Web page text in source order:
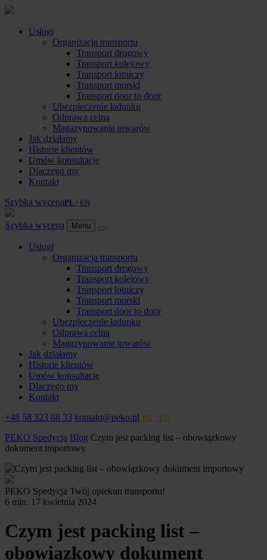
Usługi
Organizacja transportu
Transport drogowy
Transport kolejowy
Transport lotniczy
Transport morski
Transport door to door
Ubezpieczenie ładunku
Odprawa celna
Magazynowanie towarów
Jak działamy
Historie klientów
Umów konsultację
Dlaczego my
Kontakt
Szybka wycenaPL | EN
Szybka wycena Menu
Usługi
Organizacja transportu
Transport drogowy
Transport kolejowy
Transport lotniczy
Transport morski
Transport door to door
Ubezpieczenie ładunku
Odprawa celna
Magazynowanie towarów
Jak działamy
Historie klientów
Umów konsultację
Dlaczego my
Kontakt
+48 58 323 88 33 kontakt@peko.pl PL | EN
PEKO Spedycja Blog Czym jest packing list – obowiązkowy
dokument importowy
PEKO Spedycja Twój opiekun transportu!
6 min. 17 kwietnia 2024
Czym jest packing list –
obowiązkowy dokument